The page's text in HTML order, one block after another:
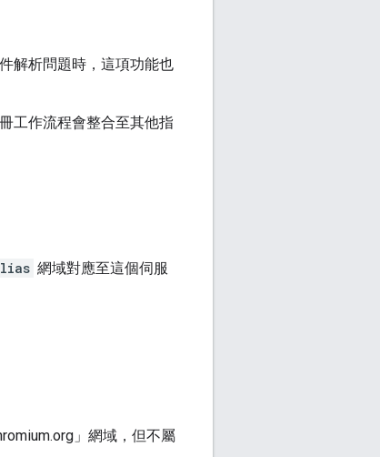
解析問題時，這項功能也
工作流程會整合至其他指
網域對應至這個伺服
」網域，但不屬